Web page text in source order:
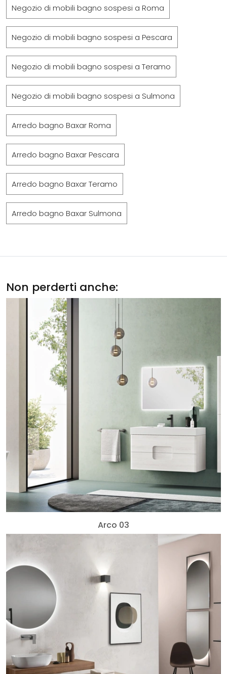
Negozio di mobili bagno sospesi a Roma
Negozio di mobili bagno sospesi a Pescara
Negozio di mobili bagno sospesi a Teramo
Negozio di mobili bagno sospesi a Sulmona
Arredo bagno Baxar Roma
Arredo bagno Baxar Pescara
Arredo bagno Baxar Teramo
Arredo bagno Baxar Sulmona
Non perderti anche:
Arco 03